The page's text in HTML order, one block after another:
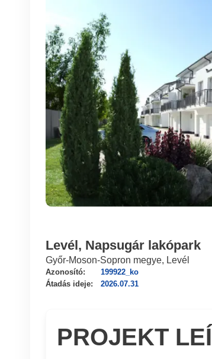
Levél, Napsugár lakópark
Győr-Moson-Sopron megye, Levél
Azonosító:
199922_ko
Átadás ideje:
2026.07.31
PROJEKT